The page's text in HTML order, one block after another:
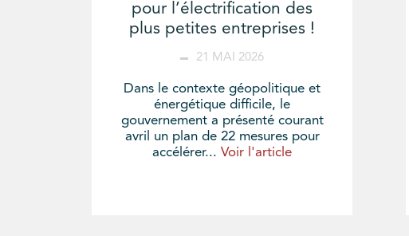
pour l’électrification des
plus petites entreprises !
21 MAI 2026
Dans le contexte géopolitique et
énergétique difficile, le
gouvernement a présenté courant
avril un plan de 22 mesures pour
accélérer...Voir l'article